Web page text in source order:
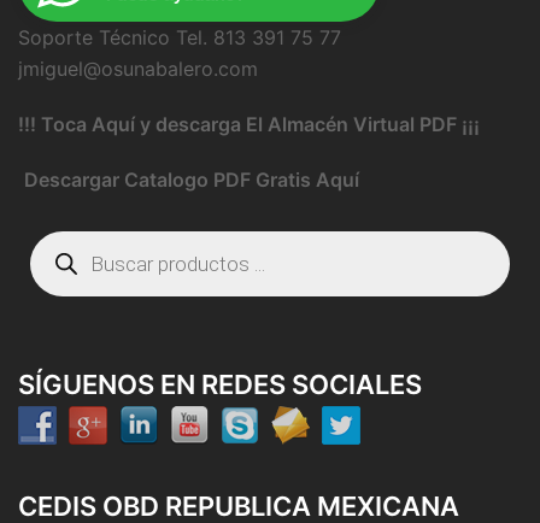
Soporte Técnico Tel. 813 391 75 77
jmiguel@osunabalero.com
!!! Toca Aquí y descarga El Almacén Virtual PDF ¡¡¡
Descargar Catalogo PDF Gratis Aquí
Búsqueda
de
productos
SÍGUENOS EN REDES SOCIALES
CEDIS OBD REPUBLICA MEXICANA